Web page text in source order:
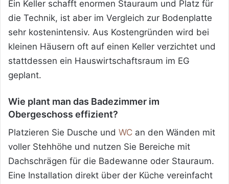
Ein Keller schafft enormen Stauraum und Platz für
die Technik, ist aber im Vergleich zur Bodenplatte
sehr kostenintensiv. Aus Kostengründen wird bei
kleinen Häusern oft auf einen Keller verzichtet und
stattdessen ein Hauswirtschaftsraum im EG
geplant.
Wie plant man das Badezimmer im
Obergeschoss effizient?
Platzieren Sie Dusche und WC an den Wänden mit
voller Stehhöhe und nutzen Sie Bereiche mit
Dachschrägen für die Badewanne oder Stauraum.
Eine Installation direkt über der Küche vereinfacht